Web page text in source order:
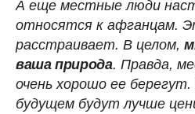
А еще местные люди
относятся к афганцам.
расстраивает. В целом,
ваша природа. Правда,
очень хорошо ее
будущем будут лучше